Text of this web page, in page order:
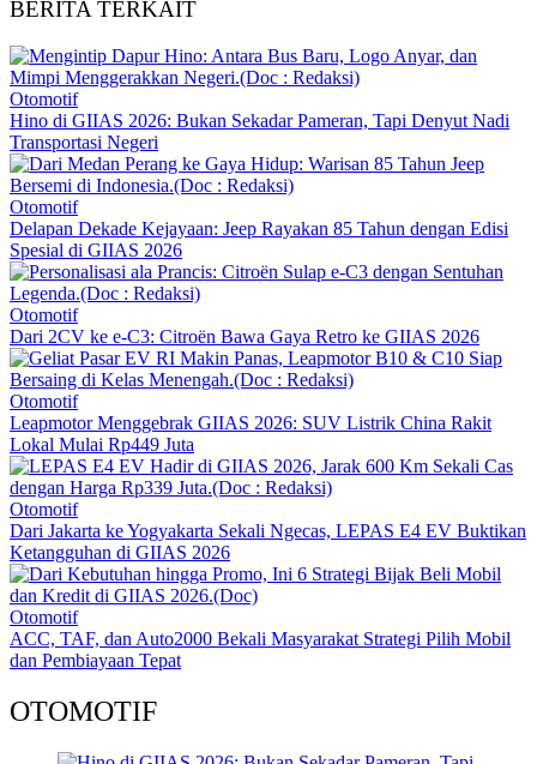
BERITA TERKAIT
Otomotif
Hino di GIIAS 2026: Bukan Sekadar Pameran, Tapi Denyut Nadi
Transportasi Negeri
Otomotif
Delapan Dekade Kejayaan: Jeep Rayakan 85 Tahun dengan Edisi
Spesial di GIIAS 2026
Otomotif
Dari 2CV ke e-C3: Citroën Bawa Gaya Retro ke GIIAS 2026
Otomotif
Leapmotor Menggebrak GIIAS 2026: SUV Listrik China Rakit
Lokal Mulai Rp449 Juta
Otomotif
Dari Jakarta ke Yogyakarta Sekali Ngecas, LEPAS E4 EV Buktikan
Ketangguhan di GIIAS 2026
Otomotif
ACC, TAF, dan Auto2000 Bekali Masyarakat Strategi Pilih Mobil
dan Pembiayaan Tepat
OTOMOTIF